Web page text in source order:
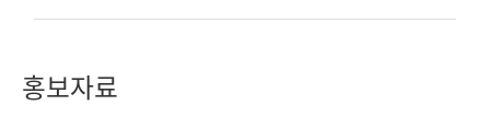
홍보자료